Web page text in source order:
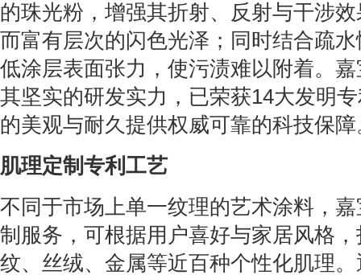
的珠光粉，增强其折射、反射与干涉
而富有层次的闪色光泽；同时结合疏
低涂层表面张力，使污渍难以附着。
其坚实的研发实力，已荣获14大发明
的美观与耐久提供权威可靠的科技保障
肌理定制专利工艺
不同于市场上单一纹理的艺术涂料，
制服务，可根据用户喜好与家居风格
纹、丝绒、金属等近百种个性化肌理